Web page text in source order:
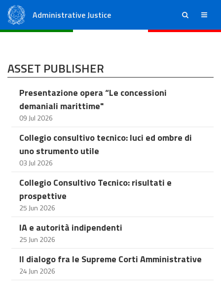
Administrative Justice ricerca menu
ASSET PUBLISHER
Presentazione opera “Le concessioni
demaniali marittime"
09 Jul 2026
Collegio consultivo tecnico: luci ed ombre di
uno strumento utile
03 Jul 2026
Collegio Consultivo Tecnico: risultati e
prospettive
25 Jun 2026
IA e autorità indipendenti
25 Jun 2026
Il dialogo fra le Supreme Corti Amministrative
24 Jun 2026